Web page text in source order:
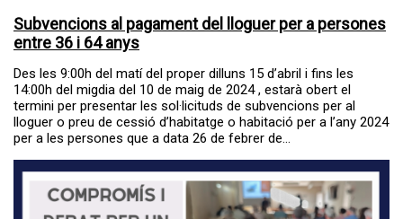
Subvencions al pagament del lloguer per a persones
entre 36 i 64 anys
Des les 9:00h del matí del proper dilluns 15 d’abril i fins les
14:00h del migdia del 10 de maig de 2024 , estarà obert el
termini per presentar les sol·licituds de subvencions per al
lloguer o preu de cessió d’habitatge o habitació per a l’any 2024
per a les persones que a data 26 de febrer de...